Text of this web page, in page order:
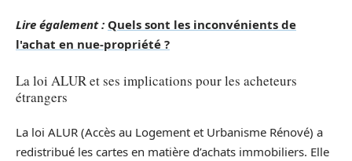
Lire également : Quels sont les inconvénients de
l'achat en nue-propriété ?
La loi ALUR et ses implications pour les acheteurs
étrangers
La loi ALUR (Accès au Logement et Urbanisme Rénové) a
redistribué les cartes en matière d’achats immobiliers. Elle